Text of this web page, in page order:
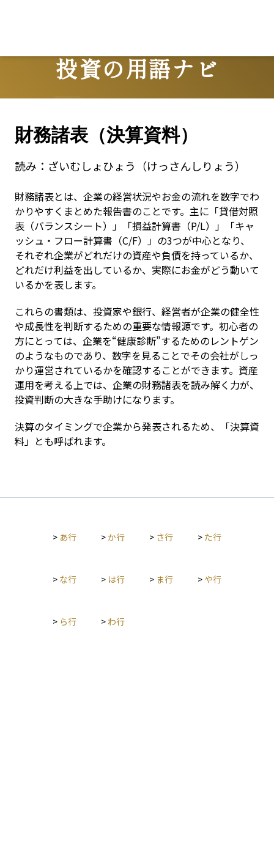
投資の用語ナビ
Terms
財務諸表（決算資料）
読み： ざいむしょひょう（けっさんしりょう）
財務諸表とは、企業の経営状況やお金の流れを数字でわ
かりやすくまとめた報告書のことです。主に「貸借対照
表（バランスシート）」「損益計算書（P/L）」「キャ
ッシュ・フロー計算書（C/F）」の3つが中心となり、
それぞれ企業がどれだけの資産や負債を持っているか、
どれだけ利益を出しているか、実際にお金がどう動いて
いるかを表します。
これらの書類は、投資家や銀行、経営者が企業の健全性
や成長性を判断するための重要な情報源です。初心者の
方にとっては、企業を“健康診断”するためのレントゲン
のようなものであり、数字を見ることでその会社がしっ
かり運営されているかを確認することができます。資産
運用を考える上では、企業の財務諸表を読み解く力が、
投資判断の大きな手助けになります。
決算のタイミングで企業から発表されるため、「決算資
料」とも呼ばれます。
> あ行 >か行 > さ行 > た行
> な行 > は行 > ま行 > や行
> ら行 > わ行